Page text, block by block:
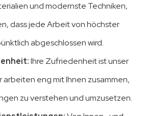
und modernste Techniken,
dass jede Arbeit von höchster
abgeschlossen wird.
Ihre Zufriedenheit ist unser
arbeiten eng mit Ihnen zusammen,
zu verstehen und umzusetzen.